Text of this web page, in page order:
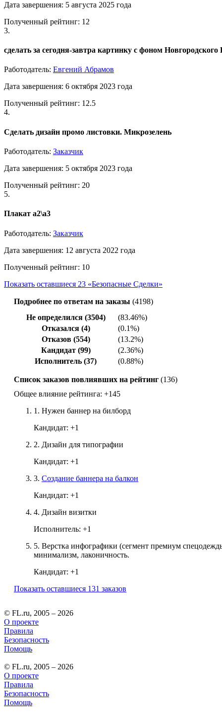
Дата завершения: 5 августа 2025 года
Полученный рейтинг: 12
3.
сделать за сегодня-завтра картинку с фоном
Работодатель: Евгений Абрамов
Дата завершения: 6 октября 2023 года
Полученный рейтинг: 12.5
4.
Сделать дизайн промо листовки. Микрозелень
Работодатель: Заказчик
Дата завершения: 5 октября 2023 года
Полученный рейтинг: 20
5.
Плакат а2\а3
Работодатель: Заказчик
Дата завершения: 12 августа 2022 года
Полученный рейтинг: 10
Показать оставшиеся 23 «Безопасные Сделки»
Подробнее по ответам на заказы (4198)
Не определился (3504)
(83.46%)
Отказался (4)
(0.1%)
Отказов (554)
(13.2%)
Кандидат (99)
(2.36%)
Исполнитель (37)
(0.88%)
Список заказов повлиявших на рейтинг (136)
Общее влияние рейтинга: +145
1. Нужен баннер на билборд
Кандидат: +1
2. Дизайн для типографии
Кандидат: +1
3. Создание баннера на балкон
Кандидат: +1
4. Дизайн визитки
Исполнитель: +1
5. Верстка инфографики (сегмент премиум
минимализм, лаконичность.
Кандидат: +1
Показать оставшиеся 131 заказов
© FL.ru, 2005 – 2026
О проекте
Правила
Безопасность
Помощь
© FL.ru, 2005 – 2026
О проекте
Правила
Безопасность
Помощь